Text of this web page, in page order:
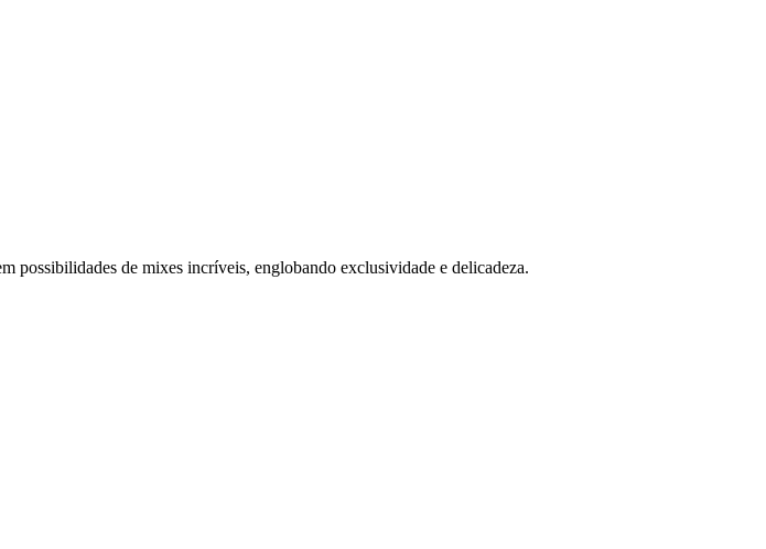
possibilidades de mixes incríveis, englobando exclusividade e delicadeza.